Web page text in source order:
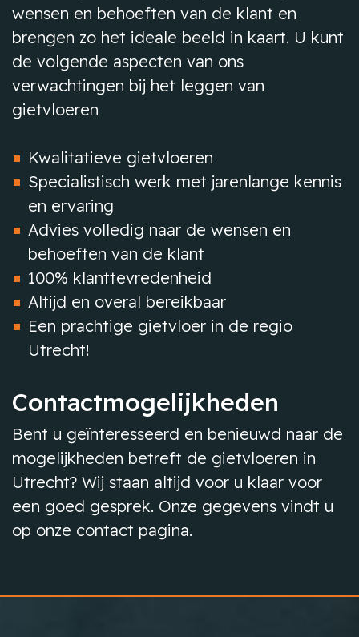
wensen en behoeften van de klant en
brengen zo het ideale beeld in kaart. U kunt
de volgende aspecten van ons
verwachtingen bij het leggen van
gietvloeren
Kwalitatieve gietvloeren
Specialistisch werk met jarenlange kennis
en ervaring
Advies volledig naar de wensen en
behoeften van de klant
100% klanttevredenheid
Altijd en overal bereikbaar
Een prachtige gietvloer in de regio
Utrecht!
Contactmogelijkheden
Bent u geïnteresseerd en benieuwd naar de
mogelijkheden betreft de gietvloeren in
Utrecht? Wij staan altijd voor u klaar voor
een goed gesprek. Onze gegevens vindt u
op onze contact pagina.